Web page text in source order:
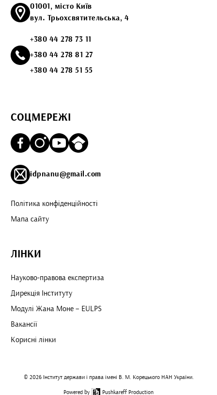
01001, місто Київ
вул. Трьохсвятительська, 4
+380 44 278 73 11
+380 44 278 81 27
+380 44 278 51 55
СОЦМЕРЕЖІ
idpnanu@gmail.com
Політика конфіденційності
Мапа сайту
ЛІНКИ
Науково-правова експертиза
Дирекція Інституту
Модулі Жана Моне – EULPS
Вакансії
Корисні лінки
© 2026 Інститут держави і права імені В. М. Корецького НАН України.
Powered by Pushkareff Production